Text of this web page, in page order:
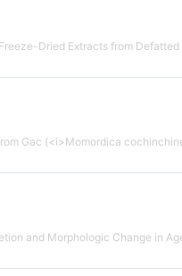
Dried Extracts from
Gac (<i>Momordica
and Morphologic Change in